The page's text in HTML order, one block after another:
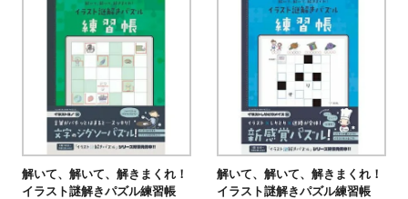
解いて、解いて、解きまくれ！
イラスト謎解きパズル練習帳
解いて、解いて、解きまくれ！
イラスト謎解きパズル練習帳